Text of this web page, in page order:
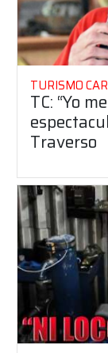
TURISMO
TC: “Yo
Traverso